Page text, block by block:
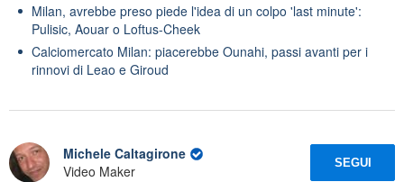
Milan, avrebbe preso piede l'idea di un colpo 'last minute':
Pulisic, Aouar o Loftus-Cheek
Calciomercato Milan: piacerebbe Ounahi, passi avanti per i
rinnovi di Leao e Giroud
Michele Caltagirone
Video Maker
SEGUI